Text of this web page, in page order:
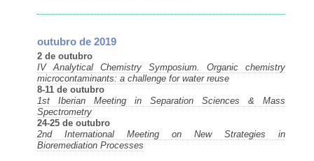
outubro de 2019
2 de outubro
IV Analytical Chemistry Symposium. Organic chemistry
microcontaminants: a challenge for water reuse
8-11 de outubro
1st Iberian Meeting in Separation Sciences & Mass
Spectrometry
24-25 de outubro
2nd International Meeting on New Strategies in
Bioremediation Processes